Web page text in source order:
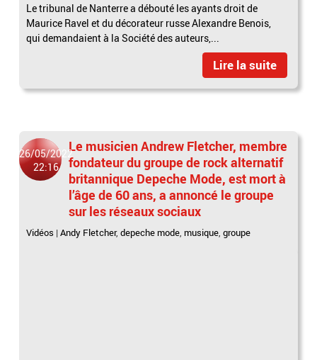
Le tribunal de Nanterre a débouté les ayants droit de
Maurice Ravel et du décorateur russe Alexandre Benois,
qui demandaient à la Société des auteurs,...
Lire la suite
26/05/2022
22:16
Le musicien Andrew Fletcher, membre
fondateur du groupe de rock alternatif
britannique Depeche Mode, est mort à
l’âge de 60 ans, a annoncé le groupe
sur les réseaux sociaux
Vidéos |Andy Fletcher,depeche mode, musique,groupe